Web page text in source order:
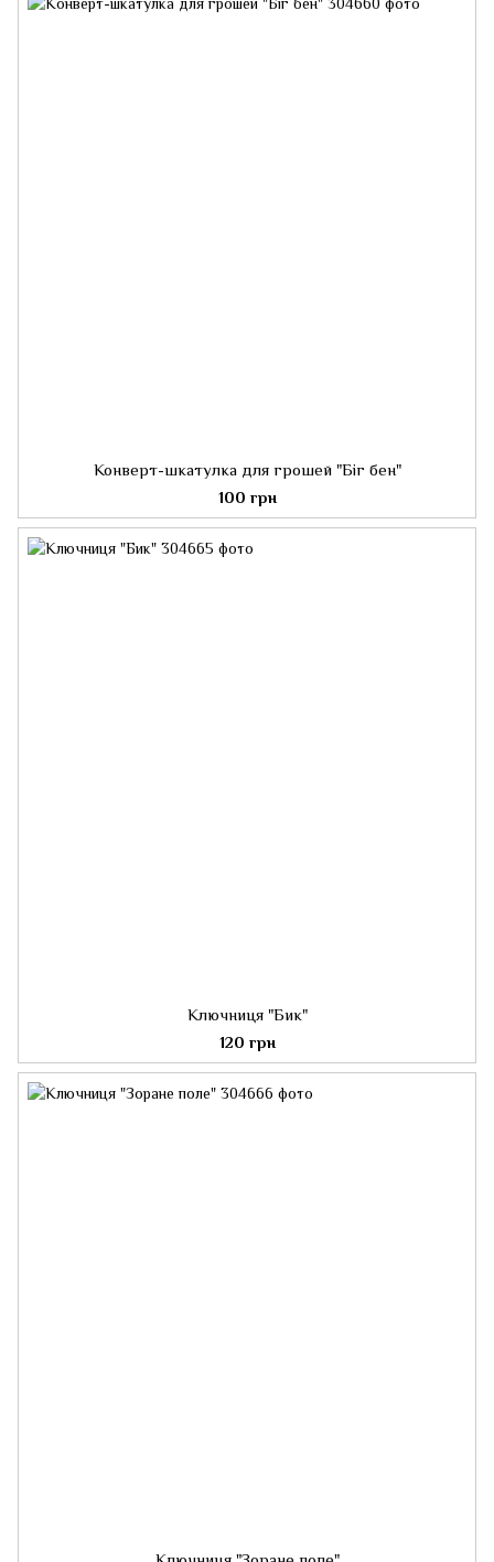
Конверт-шкатулка для грошей "Біг бен"
100 грн
Ключниця "Бик"
120 грн